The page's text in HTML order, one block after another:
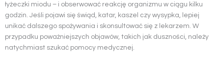
łyżeczki miodu – i obserwować reakcję organizmu w ciągu kilku
godzin. Jeśli pojawi się świąd, katar, kaszel czy wysypka, lepiej
unikać dalszego spożywania i skonsultować się z lekarzem. W
przypadku poważniejszych objawów, takich jak duszności, należy
natychmiast szukać pomocy medycznej.